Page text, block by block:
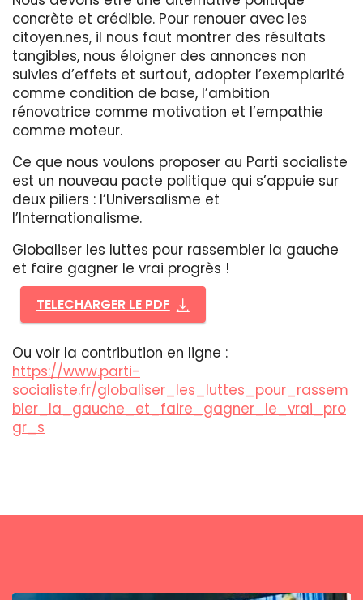
concrète et crédible. Pour renouer avec les
citoyen.nes, il nous faut montrer des résultats
tangibles, nous éloigner des annonces non
suivies d’effets et surtout, adopter l’exemplarité
comme condition de base, l’ambition
rénovatrice comme motivation et l’empathie
comme moteur.
Ce que nous voulons proposer au Parti socialiste
est un nouveau pacte politique qui s’appuie sur
deux piliers : l’Universalisme et
l’Internationalisme.
Globaliser les luttes pour rassembler la gauche
et faire gagner le vrai progrès !
TELECHARGER LE PDF
Ou voir la contribution en ligne :
https://www.parti-
socialiste.fr/globaliser_les_luttes_pour_rassem
bler_la_gauche_et_faire_gagner_le_vrai_pro
gr_s